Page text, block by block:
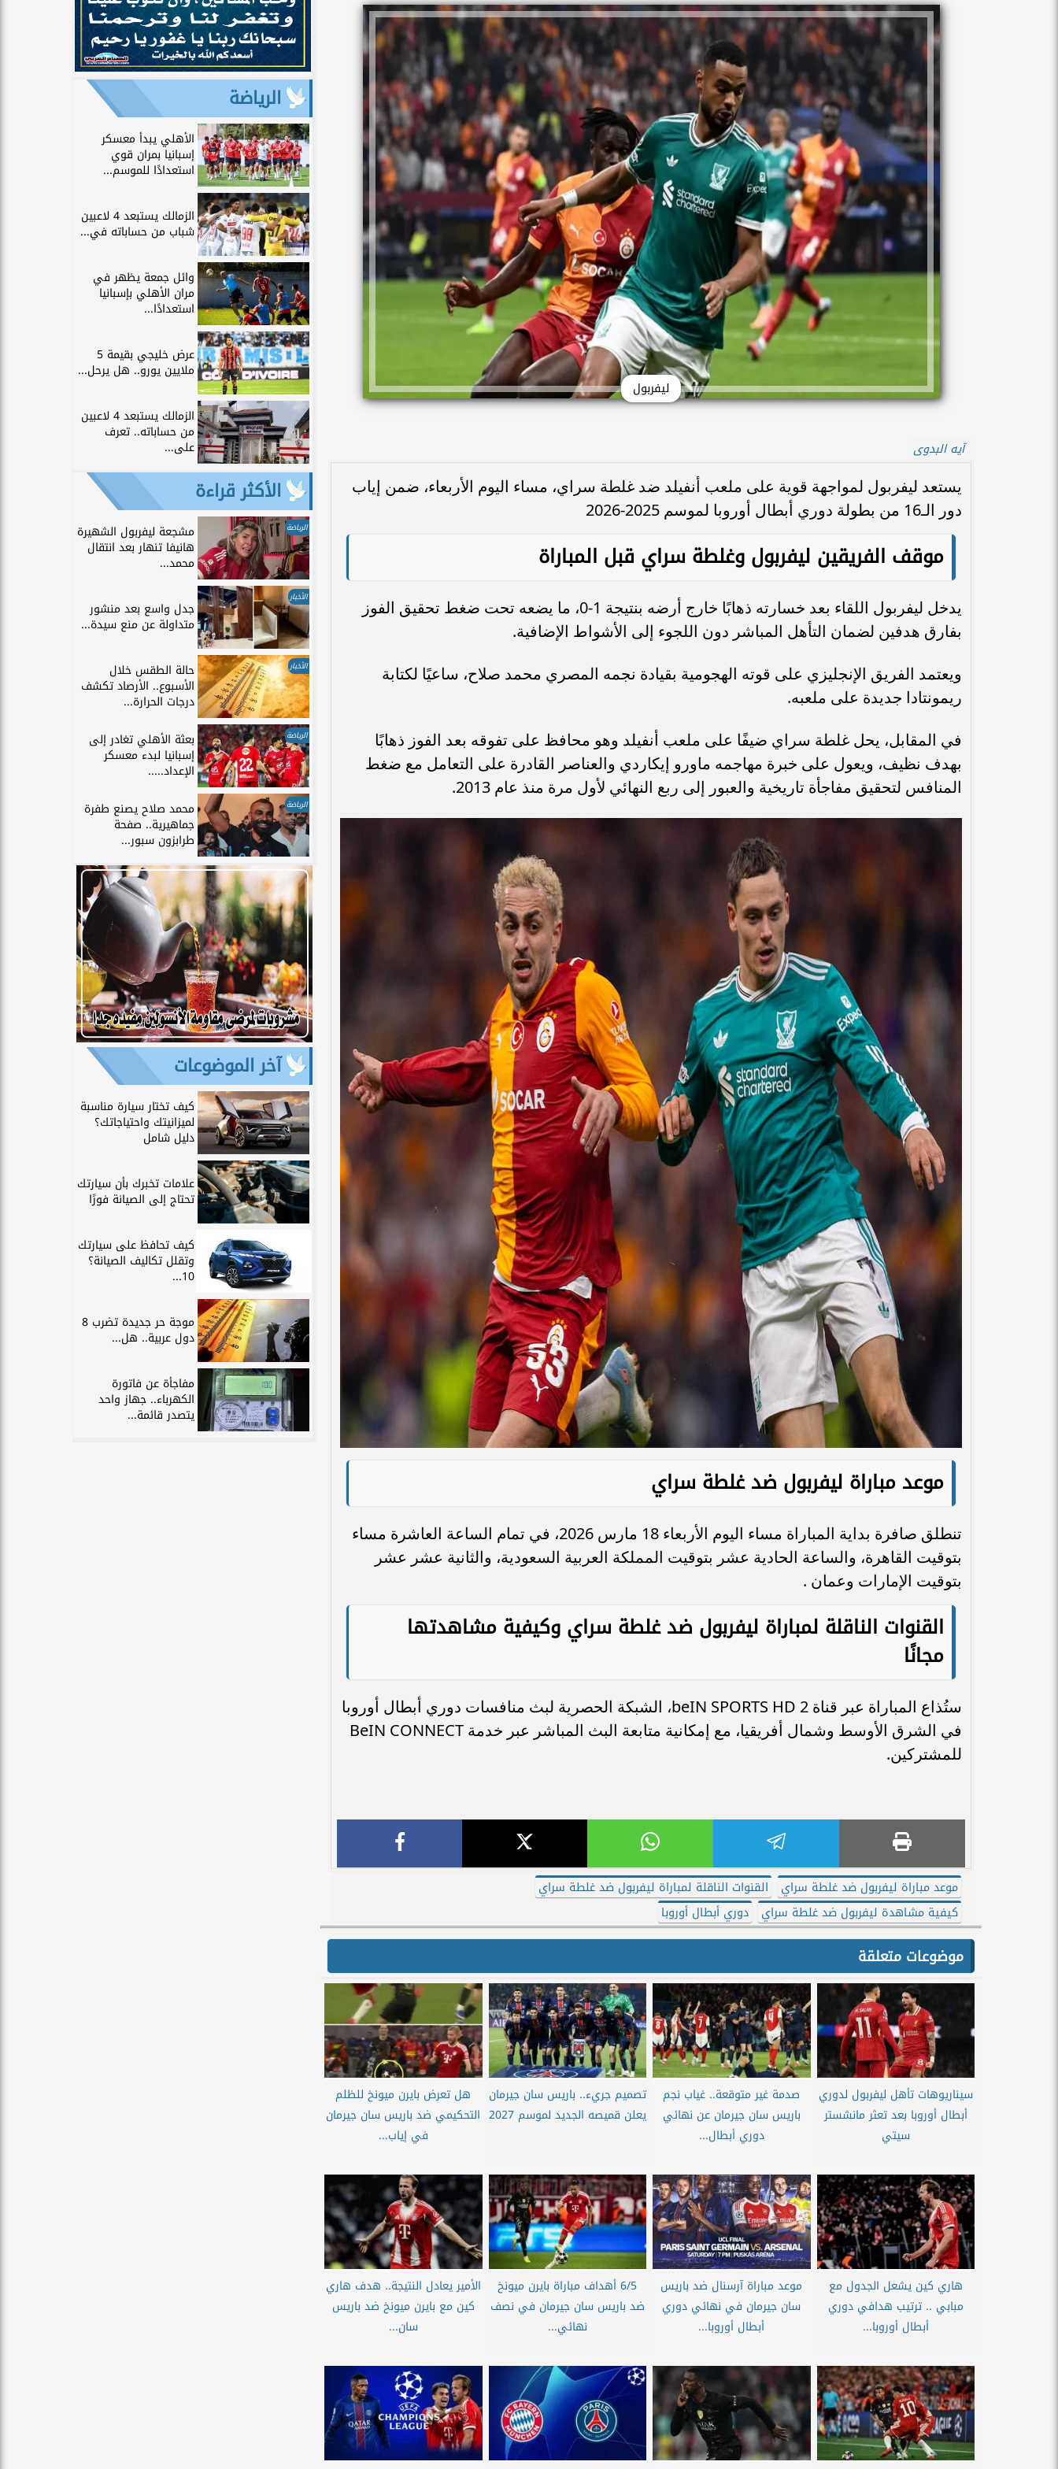
ليفربول
آيه البدوى
يستعد ليفربول لمواجهة قوية على ملعب أنفيلد ضد غلطة سراي، مساء اليوم الأربعاء، ضمن إياب
دور الـ16 من بطولة دوري أبطال أوروبا لموسم 2025-2026
موقف الفريقين ليفربول وغلطة سراي قبل المباراة
يدخل ليفربول اللقاء بعد خسارته ذهابًا خارج أرضه بنتيجة 1-0، ما يضعه تحت ضغط تحقيق الفوز
بفارق هدفين لضمان التأهل المباشر دون اللجوء إلى الأشواط الإضافية.
ويعتمد الفريق الإنجليزي على قوته الهجومية بقيادة نجمه المصري محمد صلاح، ساعيًا لكتابة
ريمونتادا جديدة على ملعبه.
في المقابل، يحل غلطة سراي ضيفًا على ملعب أنفيلد وهو محافظ على تفوقه بعد الفوز ذهابًا
بهدف نظيف، ويعول على خبرة مهاجمه ماورو إيكاردي والعناصر القادرة على التعامل مع ضغط
المنافس لتحقيق مفاجأة تاريخية والعبور إلى ربع النهائي لأول مرة منذ عام 2013.
موعد مباراة ليفربول ضد غلطة سراي
تنطلق صافرة بداية المباراة مساء اليوم الأربعاء 18 مارس 2026، في تمام الساعة العاشرة مساء
بتوقيت القاهرة، والساعة الحادية عشر بتوقيت المملكة العربية السعودية، والثانية عشر عشر
بتوقيت الإمارات وعمان .
القنوات الناقلة لمباراة ليفربول ضد غلطة سراي وكيفية مشاهدتها
مجانًا
ستُذاع المباراة عبر قناة beIN SPORTS HD 2، الشبكة الحصرية لبث منافسات دوري أبطال أوروبا
في الشرق الأوسط وشمال أفريقيا، مع إمكانية متابعة البث المباشر عبر خدمة BeIN CONNECT
للمشتركين.
موعد مباراة ليفربول ضد غلطة سراي
القنوات الناقلة لمباراة ليفربول ضد غلطة سراي
كيفية مشاهدة ليفربول ضد غلطة سراي
دوري أبطال أوروبا
موضوعات متعلقة
سيناريوهات تأهل ليفربول لدوري
أبطال أوروبا بعد تعثر مانشستر
سيتي
صدمة غير متوقعة.. غياب نجم
باريس سان جيرمان عن نهائي
دوري أبطال...
تصميم جريء.. باريس سان جيرمان
يعلن قميصه الجديد لموسم 2027
هل تعرض بايرن ميونخ للظلم
التحكيمي ضد باريس سان جيرمان
في إياب...
هاري كين يشعل الجدول مع
مبابي .. ترتيب هدافي دوري
أبطال أوروبا...
موعد مباراة آرسنال ضد باريس
سان جيرمان في نهائي دوري
أبطال أوروبا...
6/5 أهداف مباراة بايرن ميونخ
ضد باريس سان جيرمان في نصف
نهائي...
الأمير يعادل النتيجة.. هدف هاري
كين مع بايرن ميونخ ضد باريس
سان...
الرياضة
الأهلي يبدأ معسكر
إسبانيا بمران قوي
استعدادًا للموسم...
الزمالك يستبعد 4 لاعبين
شباب من حساباته في...
وائل جمعة يظهر في
مران الأهلي بإسبانيا
استعدادًا...
عرض خليجي بقيمة 5
ملايين يورو.. هل يرحل...
الزمالك يستبعد 4 لاعبين
من حساباته.. تعرف
على...
الأكثر قراءة
الرياضة مشجعة ليفربول الشهيرة
هانيفا تنهار بعد انتقال
محمد...
الأخبار
جدل واسع بعد منشور
متداولة عن منع سيدة...
الأخبار حالة الطقس خلال
الأسبوع.. الأرصاد تكشف
درجات الحرارة...
الرياضة بعثة الأهلي تغادر إلى
إسبانيا لبدء معسكر
الإعداد.....
الرياضة محمد صلاح يصنع طفرة
جماهيرية.. صفحة
طرابزون سبور...
آخر الموضوعات
كيف تختار سيارة مناسبة
لميزانيتك واحتياجاتك؟
دليل شامل
علامات تخبرك بأن سيارتك
تحتاج إلى الصيانة فورًا
كيف تحافظ على سيارتك
وتقلل تكاليف الصيانة؟
10...
موجة حر جديدة تضرب 8
دول عربية.. هل...
مفاجأة عن فاتورة
الكهرباء.. جهاز واحد
يتصدر قائمة...